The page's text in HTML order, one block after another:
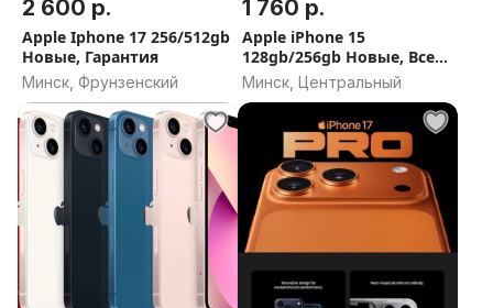
2 600 р.
Apple Iphone 17 256/512gb
Новые, Гарантия
Минск, Фрунзенский
1 760 р.
Apple iPhone 15
128gb/256gb Новые, Все
цвета
Минск, Центральный